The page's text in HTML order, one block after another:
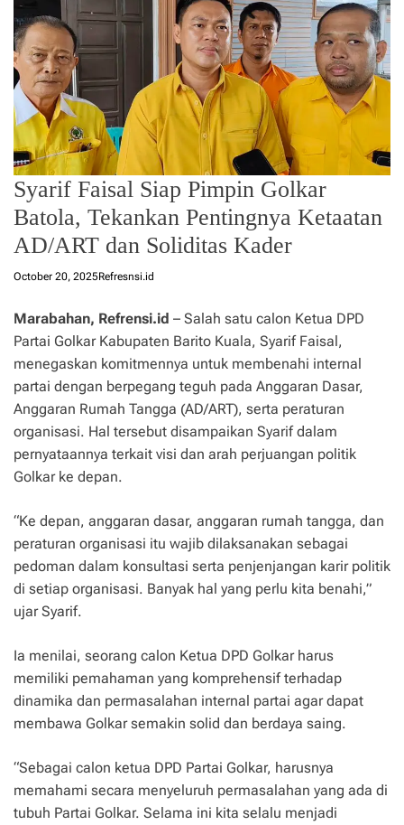
Syarif Faisal Siap Pimpin Golkar
Batola, Tekankan Pentingnya Ketaatan
AD/ART dan Soliditas Kader
October 20, 2025Refresnsi.id
Marabahan, Refrensi.id – Salah satu calon Ketua DPD
Partai Golkar Kabupaten Barito Kuala, Syarif Faisal,
menegaskan komitmennya untuk membenahi internal
partai dengan berpegang teguh pada Anggaran Dasar,
Anggaran Rumah Tangga (AD/ART), serta peraturan
organisasi. Hal tersebut disampaikan Syarif dalam
pernyataannya terkait visi dan arah perjuangan politik
Golkar ke depan.
“Ke depan, anggaran dasar, anggaran rumah tangga, dan
peraturan organisasi itu wajib dilaksanakan sebagai
pedoman dalam konsultasi serta penjenjangan karir politik
di setiap organisasi. Banyak hal yang perlu kita benahi,”
ujar Syarif.
Ia menilai, seorang calon Ketua DPD Golkar harus
memiliki pemahaman yang komprehensif terhadap
dinamika dan permasalahan internal partai agar dapat
membawa Golkar semakin solid dan berdaya saing.
“Sebagai calon ketua DPD Partai Golkar, harusnya
memahami secara menyeluruh permasalahan yang ada di
tubuh Partai Golkar. Selama ini kita selalu menjadi